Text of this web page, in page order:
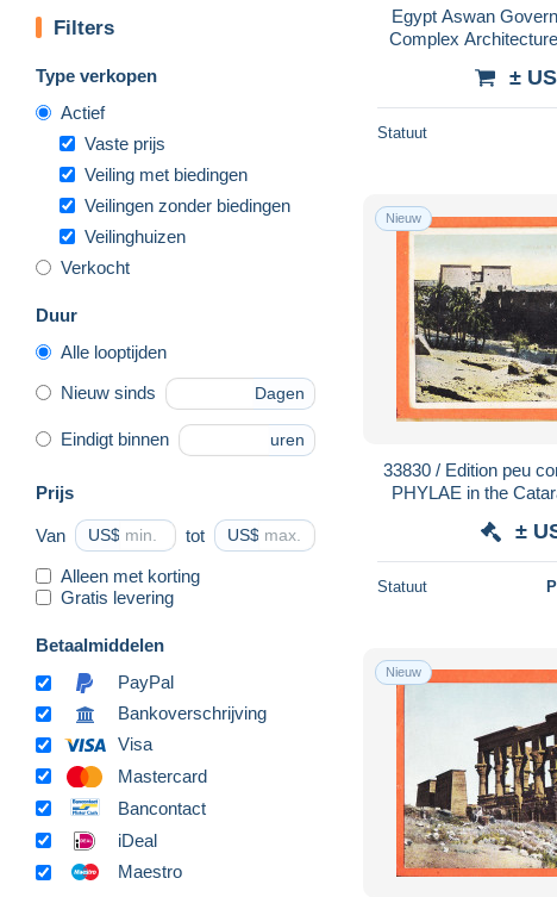
Filters
Type verkopen
Actief
Vaste prijs
Veiling met biedingen
Veilingen zonder biedingen
Veilinghuizen
Verkocht
Duur
Alle looptijden
Nieuw sinds Dagen
Eindigt binnen uren
Prijs
Van US$ tot US$
Alleen met korting
Gratis levering
Betaalmiddelen
PayPal
Bankoverschrijving
Visa
Mastercard
Bancontact
iDeal
Maestro
Egypt Aswan
Complex
±
Statuut
Nieuw
33830 / Edition peu commune / Assouan Ile
PHYLAE in the
±
Statuut
Nieuw